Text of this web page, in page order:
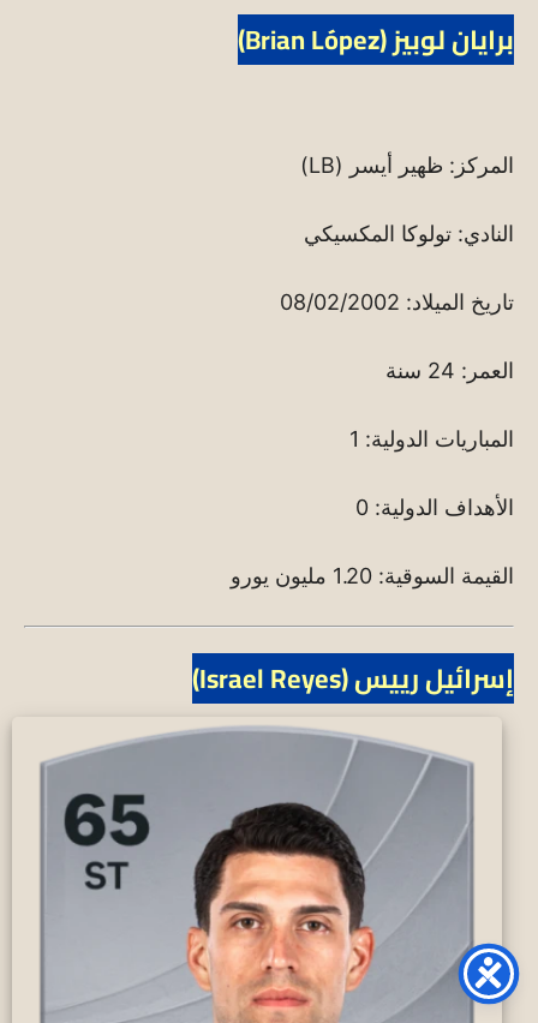
برايان لوبيز (Brian López)
المركز: ظهير أيسر (LB)
النادي: تولوكا المكسيكي
تاريخ الميلاد: 08/02/2002
العمر: 24 سنة
المباريات الدولية: 1
الأهداف الدولية: 0
القيمة السوقية: 1.20 مليون يورو
إسرائيل رييس (Israel Reyes)